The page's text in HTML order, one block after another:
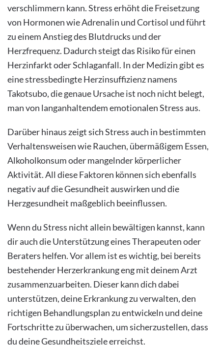
verschlimmern kann. Stress erhöht die Freisetzung
von Hormonen wie Adrenalin und Cortisol und führt
zu einem Anstieg des Blutdrucks und der
Herzfrequenz. Dadurch steigt das Risiko für einen
Herzinfarkt oder Schlaganfall. In der Medizin gibt es
eine stressbedingte Herzinsuffizienz namens
Takotsubo, die genaue Ursache ist noch nicht belegt,
man von langanhaltendem emotionalen Stress aus.
Darüber hinaus zeigt sich Stress auch in bestimmten
Verhaltensweisen wie Rauchen, übermäßigem Essen,
Alkoholkonsum oder mangelnder körperlicher
Aktivität. All diese Faktoren können sich ebenfalls
negativ auf die Gesundheit auswirken und die
Herzgesundheit maßgeblich beeinflussen.
Wenn du Stress nicht allein bewältigen kannst, kann
dir auch die Unterstützung eines Therapeuten oder
Beraters helfen. Vor allem ist es wichtig, bei bereits
bestehender Herzerkrankung eng mit deinem Arzt
zusammenzuarbeiten. Dieser kann dich dabei
unterstützen, deine Erkrankung zu verwalten, den
richtigen Behandlungsplan zu entwickeln und deine
Fortschritte zu überwachen, um sicherzustellen, dass
du deine Gesundheitsziele erreichst.